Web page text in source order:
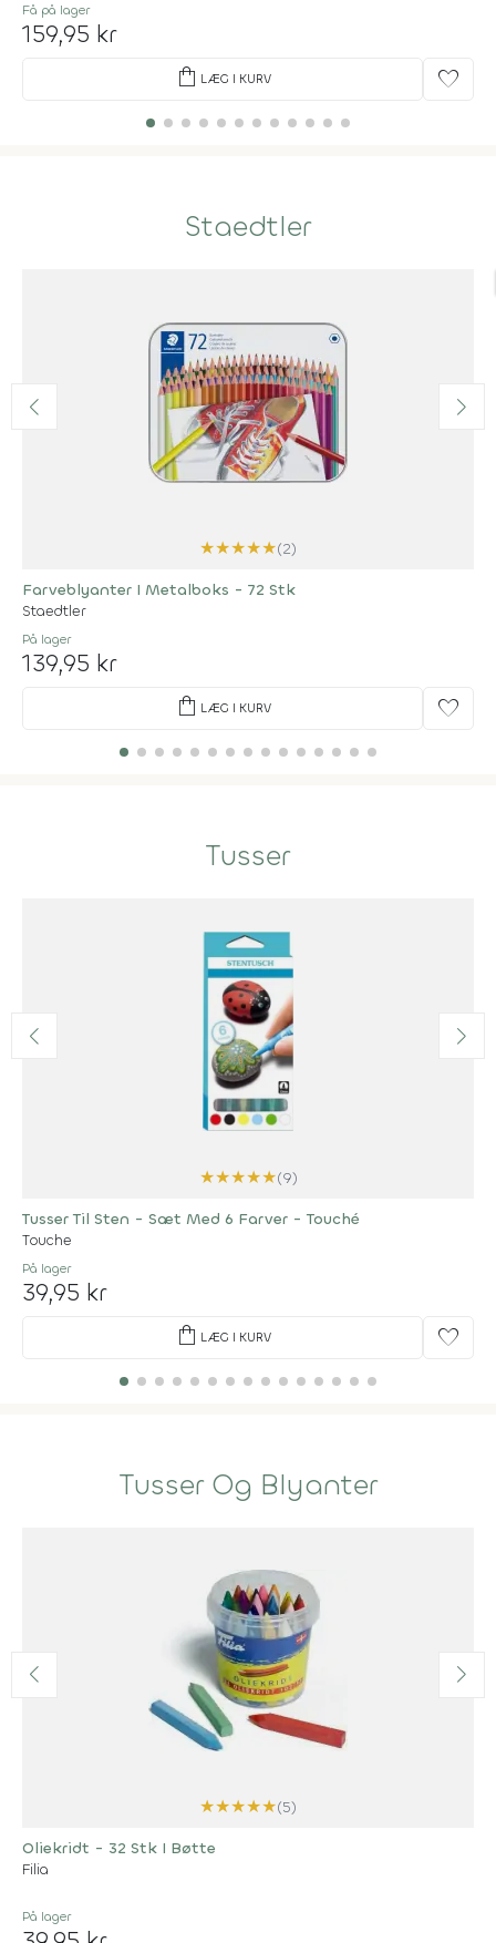
Få på lager
159,95 kr
shopping_bag LÆG I KURV favorite
Staedtler
★★★★★(2)
Farveblyanter I Metalboks - 72 Stk
Staedtler
På lager
139,95 kr
shopping_bag LÆG I KURV favorite
Tusser
★★★★★(9)
Tusser Til Sten - Sæt Med 6 Farver - Touché
Touche
På lager
39,95 kr
shopping_bag LÆG I KURV favorite
Tusser Og Blyanter
★★★★★(5)
Oliekridt - 32 Stk I Bøtte
Filia
På lager